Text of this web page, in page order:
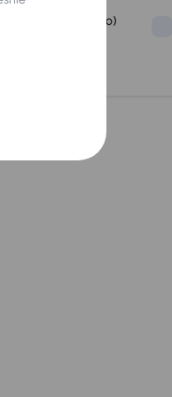
USB (audio)